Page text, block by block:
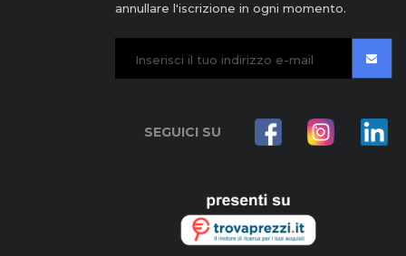
annullare l'iscrizione in ogni momento.
SEGUICI SU